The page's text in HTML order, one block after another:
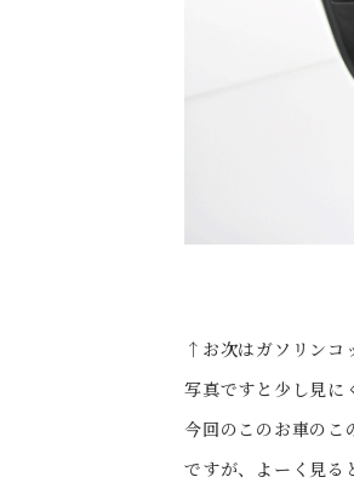
↑お次はガソリンコ
写真ですと少し見
今回のこのお車のこ
ですが、よーく見る